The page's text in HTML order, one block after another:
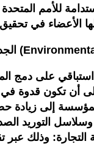
الأعضاء في
على دمج
أن تكون قدوة في
إلى زيادة
التوريد
التجارة: وذلك